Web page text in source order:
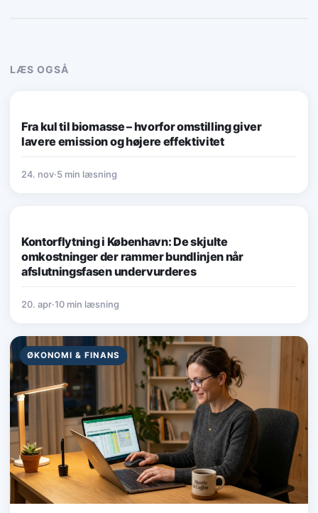
LÆS OGSÅ
Fra kul til biomasse – hvorfor omstilling giver
lavere emission og højere effektivitet
24. nov·5 min læsning
Kontorflytning i København: De skjulte
omkostninger der rammer bundlinjen når
afslutningsfasen undervurderes
20. apr·10 min læsning
ØKONOMI & FINANS